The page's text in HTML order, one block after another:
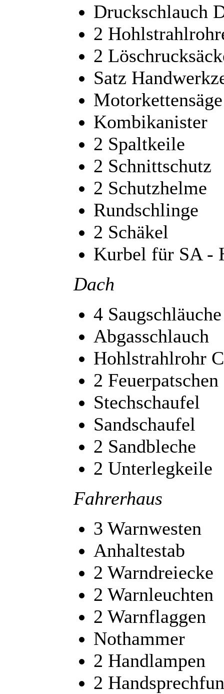
Druckschlauch
2
2
Satz
Kombikanister
2 Spaltkeile
2 Schnittschutz
2 Schutzhelme
Rundschlinge
2 Schäkel
Kurbel für SA -
Dach
4 Saugschläuche
Abgasschlauch
Hohlstrahlrohr C
2 Feuerpatschen
Stechschaufel
Sandschaufel
2 Sandbleche
2 Unterlegkeile
Fahrerhaus
3 Warnwesten
Anhaltestab
2 Warndreiecke
2 Warnleuchten
2 Warnflaggen
Nothammer
2 Handlampen
2